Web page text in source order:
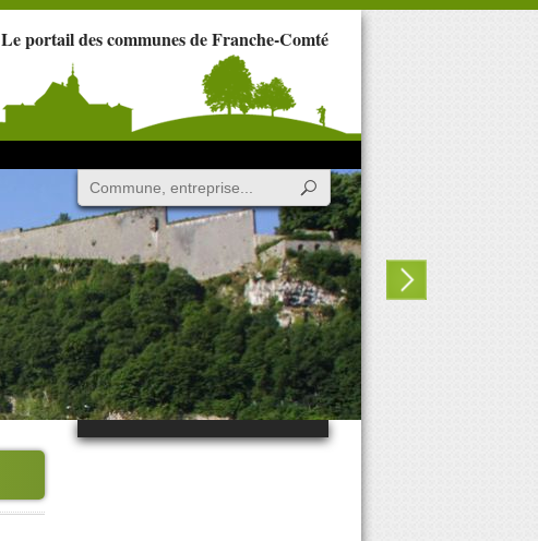
Le portail des communes de Franche-Comté